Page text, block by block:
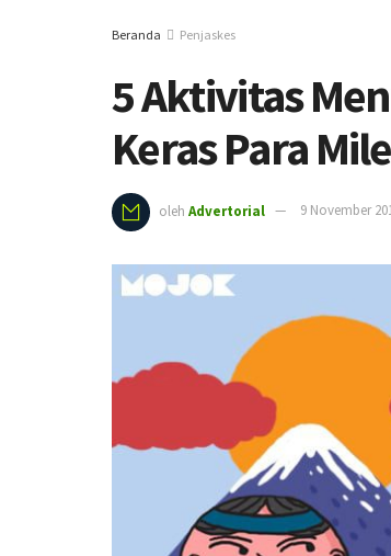
Beranda Penjaskes
5 Aktivitas
Keras Para
oleh Advertorial 9 November